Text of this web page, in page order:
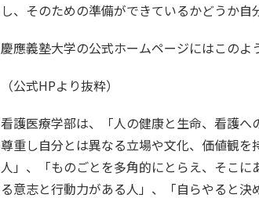
し、そのための準備ができているかどうか自
慶應義塾大学の公式ホームページにはこのよ
（公式HPより抜粋）
看護医療学部は、「人の健康と生命、看護
尊重し自分とは異なる立場や文化、価値観
人」、「ものごとを多角的にとらえ、そこ
る意志と行動力がある人」、「自らやると